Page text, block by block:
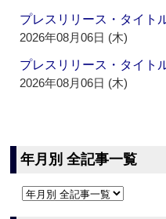
プレスリリース・タイ
2026年08月06日 (木)
プレスリリース・タイ
2026年08月06日 (木)
年月別 全記事一覧